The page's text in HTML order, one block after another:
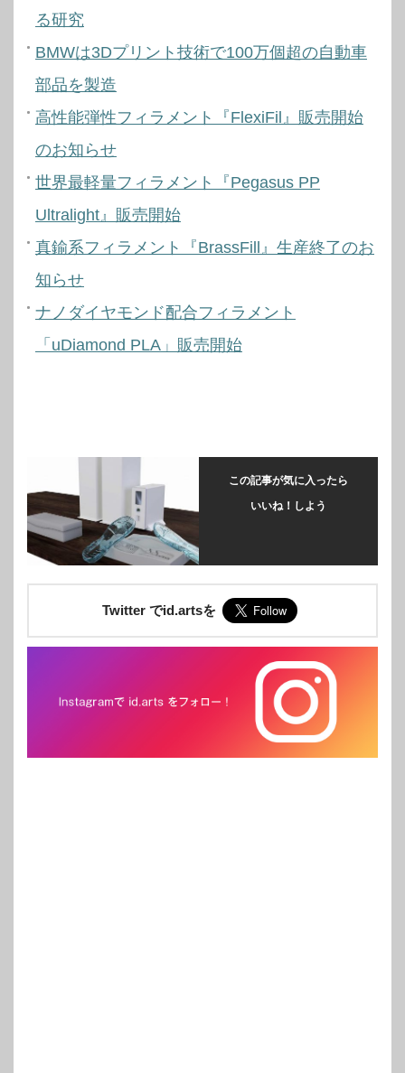
る研究
BMWは3Dプリント技術で100万個超の自動車
部品を製造
高性能弾性フィラメント『FlexiFil』販売開始
のお知らせ
世界最軽量フィラメント『Pegasus PP
Ultralight』販売開始
真鍮系フィラメント『BrassFill』生産終了のお
知らせ
ナノダイヤモンド配合フィラメント
「uDiamond PLA」販売開始
この記事が気に入ったら
いいね！しよう
Twitter でid.artsを